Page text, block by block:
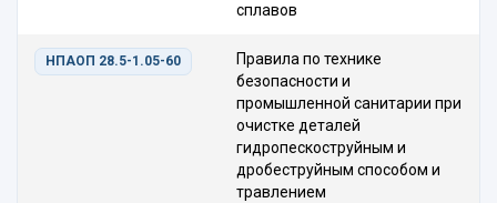
сплавов
НПАОП 28.5-1.05-60
Правила по технике
безопасности и
промышленной санитарии при
очистке деталей
гидропескоструйным и
дробеструйным способом и
травлением